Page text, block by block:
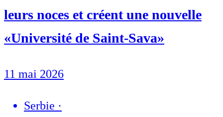
leurs noces et créent une nouvelle
«Université de Saint-Sava»
11 mai 2026
Serbie ·